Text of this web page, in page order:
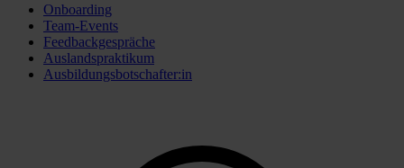
Onboarding
Team-Events
Feedbackgespräche
Auslandspraktikum
Ausbildungsbotschafter:in